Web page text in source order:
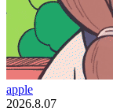
apple
2026.8.07